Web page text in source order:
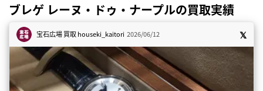
ブレゲ レーヌ・ドゥ・ナープルの買取実績
宝石広場 買取houseki_kaitori 2026/06/12